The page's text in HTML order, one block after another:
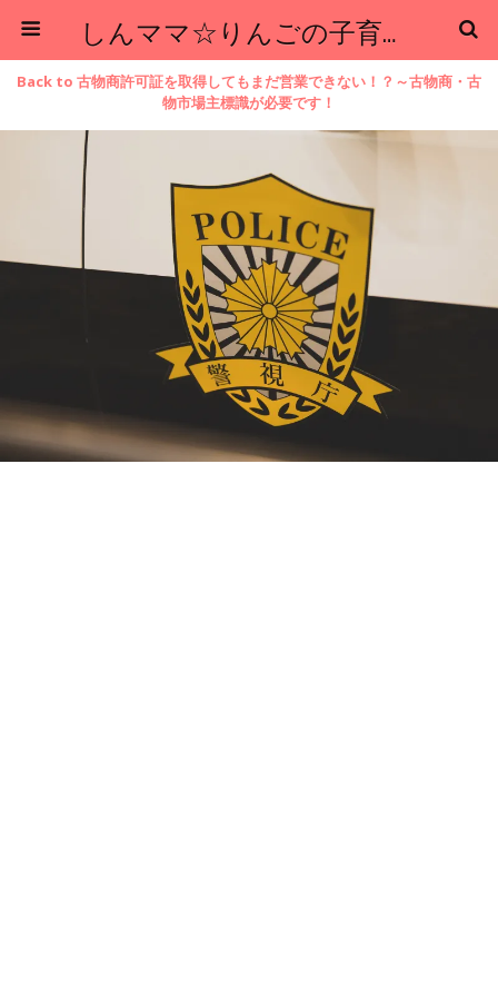
しんママ☆りんごの子育てブログ
Back to 古物商許可証を取得してもまだ営業できない！？～古物商・古
物市場主標識が必要です！